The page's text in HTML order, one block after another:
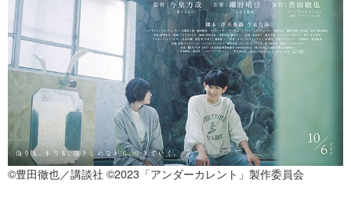
©豊田徹也／講談社 ©2023「アンダーカレント」製作委員会